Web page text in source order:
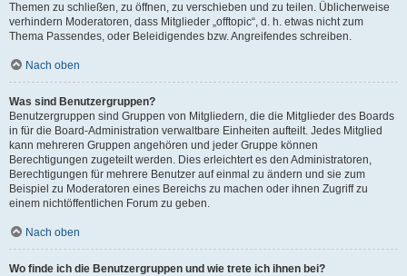
Themen zu schließen, zu öffnen, zu verschieben und zu teilen. Üblicherweise
verhindern Moderatoren, dass Mitglieder „offtopic“, d. h. etwas nicht zum
Thema Passendes, oder Beleidigendes bzw. Angreifendes schreiben.
Nach oben
Was sind Benutzergruppen?
Benutzergruppen sind Gruppen von Mitgliedern, die die Mitglieder des Boards
in für die Board-Administration verwaltbare Einheiten aufteilt. Jedes Mitglied
kann mehreren Gruppen angehören und jeder Gruppe können
Berechtigungen zugeteilt werden. Dies erleichtert es den Administratoren,
Berechtigungen für mehrere Benutzer auf einmal zu ändern und sie zum
Beispiel zu Moderatoren eines Bereichs zu machen oder ihnen Zugriff zu
einem nichtöffentlichen Forum zu geben.
Nach oben
Wo finde ich die Benutzergruppen und wie trete ich ihnen bei?